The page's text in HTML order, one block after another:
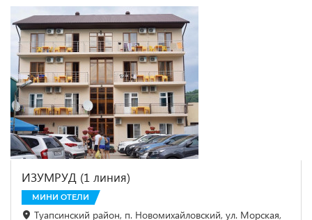
ИЗУМРУД (1 линия)
МИНИ ОТЕЛИ
Туапсинский район, п. Новомихайловский, ул. Морская,